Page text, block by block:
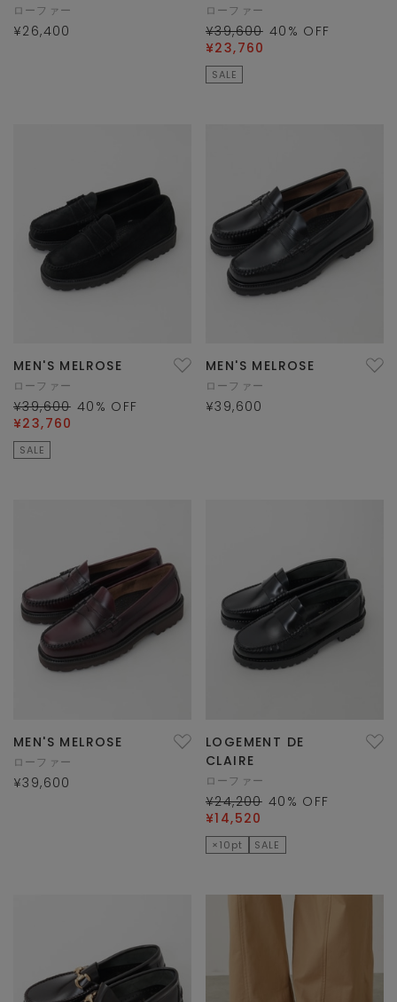
ローファー
¥26,400
ローファー
¥39,600 40 % OFF
¥23,760
SALE
MEN'S MELROSE
ローファー
¥39,600 40 % OFF
¥23,760
SALE
MEN'S MELROSE
ローファー
¥39,600
MEN'S MELROSE
ローファー
¥39,600
LOGEMENT DE
CLAIRE
ローファー
¥24,200 40 % OFF
¥14,520
×10pt SALE